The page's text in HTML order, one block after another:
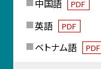
中国語 PDF
英語 PDF
ベトナム語 PDF